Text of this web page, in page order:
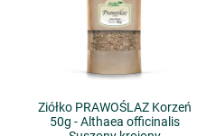
Ziółko PRAWOŚLAZ Korzeń
50g - Althaea officinalis